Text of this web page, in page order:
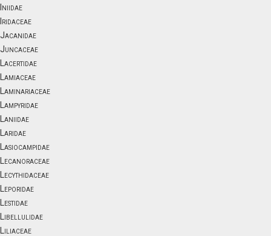
Iniidae
Iridaceae
Jacanidae
Juncaceae
Lacertidae
Lamiaceae
Laminariaceae
Lampyridae
Laniidae
Laridae
Lasiocampidae
Lecanoraceae
Lecythidaceae
Leporidae
Lestidae
Libellulidae
Liliaceae